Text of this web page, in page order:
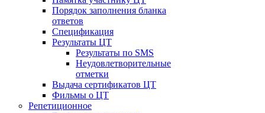
Порядок заполнения бланка
ответов
Спецификация
Результаты ЦТ
Результаты по SMS
Неудовлетворительные
отметки
Выдача сертификатов ЦТ
Фильмы о ЦТ
Репетиционное